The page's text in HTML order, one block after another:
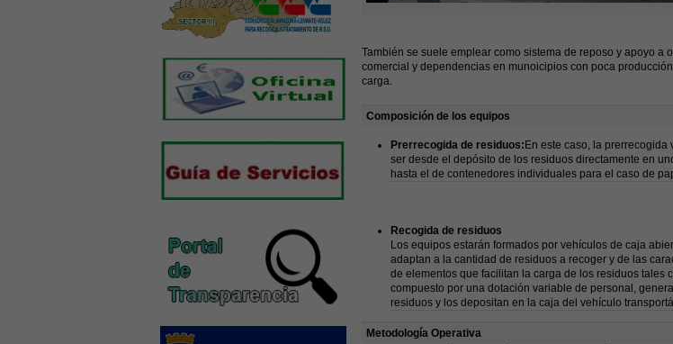
También se suele emplear como sistema de reposo y apoyo
comercial y dependencias en munoicipios con poca
carga.
Composición de los equipos
Prerrecogida de residuos: En este caso, la
ser desde el depósito de los residuos directamente en
hasta el de contenedores individuales para el caso de
Recogida de residuos
Los equipos estarán formados por vehículos de caja
adaptan a la cantidad de residuos a recoger y de las
de elementos que facilitan la carga de los residuos
compuesto por una dotación variable de personal,
residuos y los depositan en la caja del vehículo
Metodología Operativa